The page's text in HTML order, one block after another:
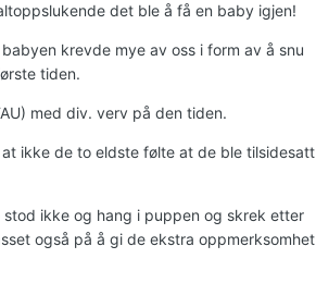
det ble å få en baby igjen!
krevde mye av oss i form av å snu
tiden.
med div. verv på den tiden.
ikke de to eldste følte at de ble tilsidesatt
ikke og hang i puppen og skrek etter
også på å gi de ekstra oppmerksomhet